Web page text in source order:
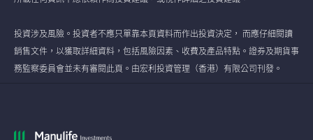
投資涉及風險。投資者不應只單靠本頁資料而作出投資決定， 而應仔細閱讀
銷售文件，以獲取詳細資料，包括風險因素、收費及產品特點。證券及期貨事
務監察委員會並未有審閱此頁。由宏利投資管理（香港）有限公司刊發。